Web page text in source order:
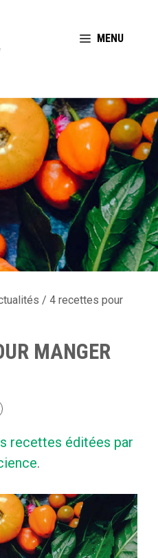
MENU
/ 4 recettes pour
MANGER
recettes éditées par
.